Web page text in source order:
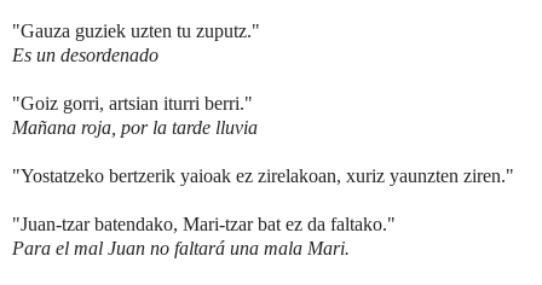
"Gauza guziek uzten tu zuputz."
Es un desordenado
"Goiz gorri, artsian iturri berri."
Mañana roja, por la tarde lluvia
"Yostatzeko bertzerik yaioak ez zirelakoan, xuriz yaunzten ziren."
"Juan-tzar batendako, Mari-tzar bat ez da faltako."
Para el mal Juan no faltará una mala Mari.